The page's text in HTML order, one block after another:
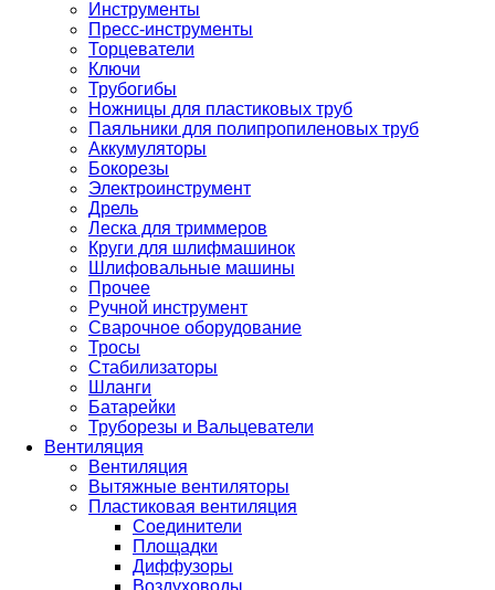
Инструменты
Пресс-инструменты
Торцеватели
Ключи
Трубогибы
Ножницы для пластиковых труб
Паяльники для полипропиленовых труб
Аккумуляторы
Бокорезы
Электроинструмент
Дрель
Леска для триммеров
Круги для шлифмашинок
Шлифовальные машины
Прочее
Ручной инструмент
Сварочное оборудование
Тросы
Стабилизаторы
Шланги
Батарейки
Труборезы и Вальцеватели
Вентиляция
Вентиляция
Вытяжные вентиляторы
Пластиковая вентиляция
Соединители
Площадки
Диффузоры